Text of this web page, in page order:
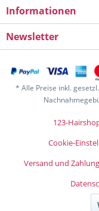
Informationen
Newsletter
* Alle Preise inkl.
123-
Cookie-
Versand und